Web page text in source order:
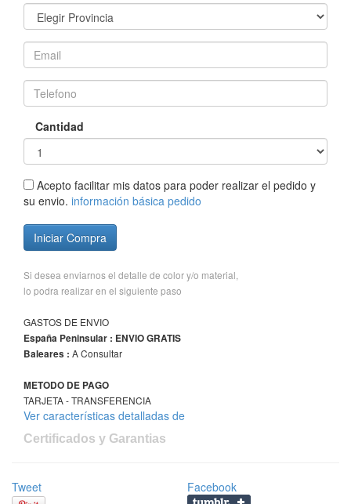
Cantidad
Acepto facilitar mis datos para poder realizar el pedido y
su envio. información básica pedido
Iniciar Compra
Si desea enviarnos el detalle de color y/o material,
lo podra realizar en el siguiente paso
GASTOS DE ENVIO
España Peninsular : ENVIO GRATIS
Baleares : A Consultar
METODO DE PAGO
TARJETA - TRANSFERENCIA
Ver características detalladas de
Certificados y Garantias
Tweet Facebook